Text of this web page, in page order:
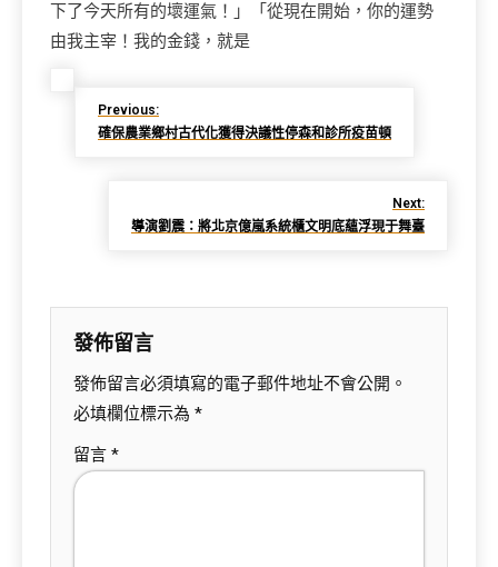
下了今天所有的壞運氣！」「從現在開始，你的運勢
由我主宰！我的金錢，就是
Previous:
確保農業鄉村古代化獲得決議性停森和診所疫苗頓
Next:
導演劉震：將北京億嵐系統櫃文明底蘊浮現于舞臺
發佈留言
發佈留言必須填寫的電子郵件地址不會公開。
必填欄位標示為 *
留言 *